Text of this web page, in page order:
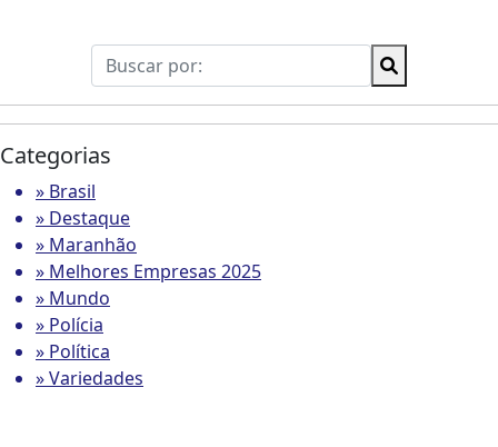
Categorias
» Brasil
» Destaque
» Maranhão
» Melhores Empresas 2025
» Mundo
» Polícia
» Política
» Variedades